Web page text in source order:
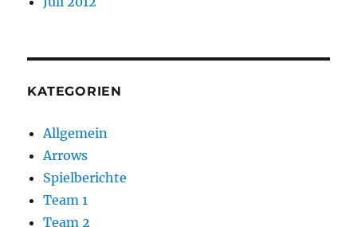
KATEGORIEN
Allgemein
Arrows
Spielberichte
Team 1
Team 2